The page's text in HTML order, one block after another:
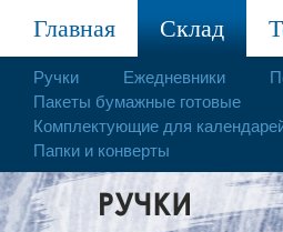
Главная Склад
Ручки Ежедневники
Пакеты бумажные готовые
Комплектующие для
Папки и конверты